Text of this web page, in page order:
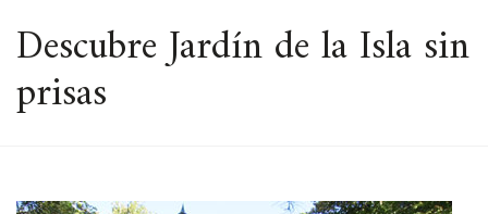
ESPACIO
Descubre Jardín de la Isla sin
prisas